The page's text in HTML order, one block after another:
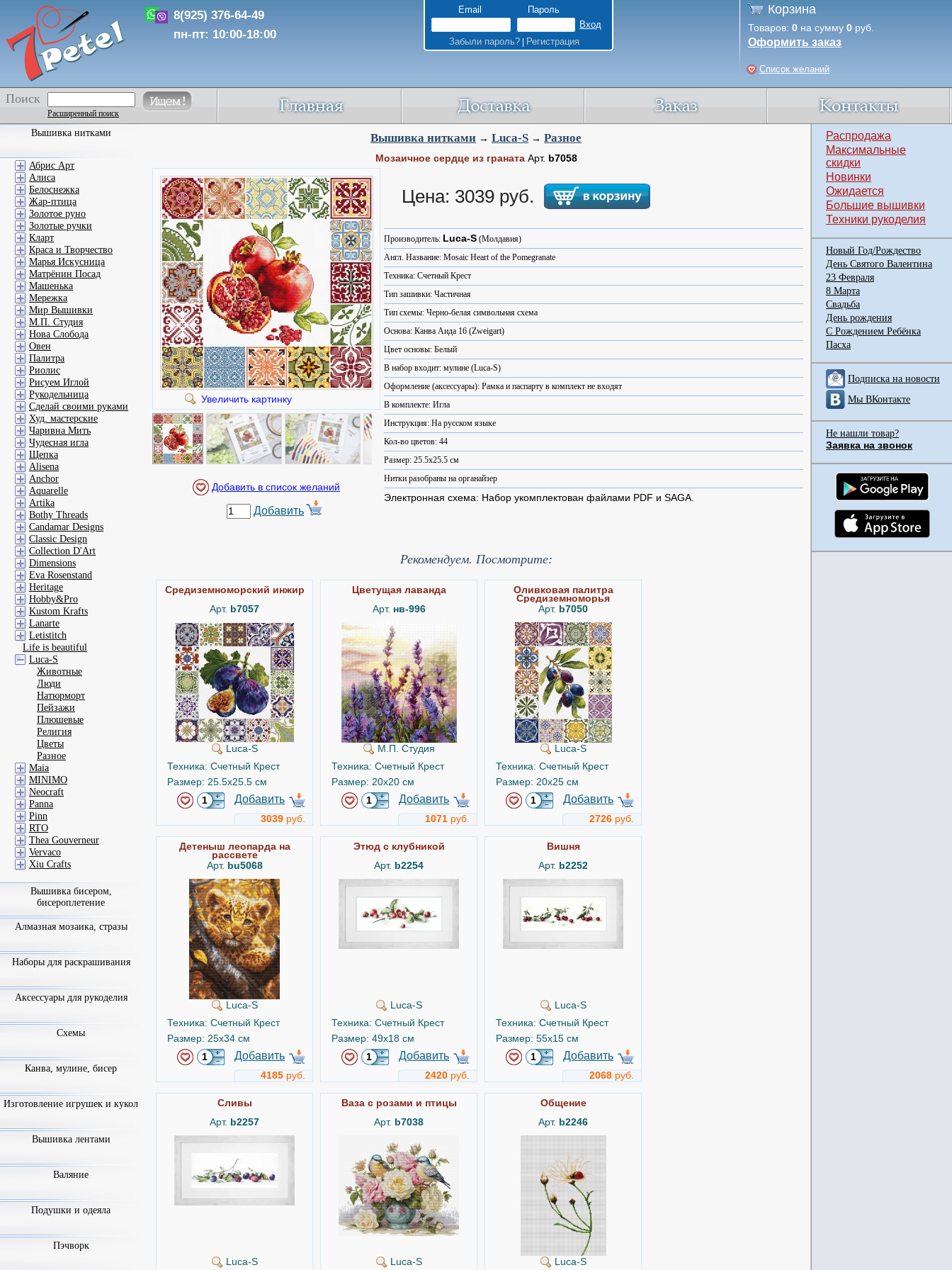
8(925) 376-64-49
пн-пт: 10:00-18:00
Email Пароль
Забыли пароль?| Регистрация
Корзина
Товаров: 0 на сумму 0 руб.
Оформить заказ
Список желаний
Поиск
Расширенный поиск
Вышивка нитками → Luca-S → Разное
Мозаичное сердце из гранатаАрт. b7058
Увеличить картинку
Добавить
Цена: 3039 руб.
Производитель: Luca-S (Молдавия)
Англ. Название: Mosaic Heart of the Pomegranate
Техника: Счетный Крест
Тип зашивки: Частичная
Тип схемы: Черно-белая символьная схема
Основа: Канва Аида 16 (Zweigart)
Цвет основы: Белый
В набор входит: мулине (Luca-S)
Оформление (аксессуары): Рамка и паспарту в комплект не входят
В комплекте: Игла
Инструкция: На русском языке
Кол-во цветов: 44
Размер: 25.5x25.5 см
Нитки разобраны на органайзер
Электронная схема: Набор укомплектован файлами PDF и SAGA.
Рекомендуем. Посмотрите:
Средиземноморский инжир
Арт. b7057
Luca-S
Техника: Счетный Крест
Размер: 25.5x25.5 см
Добавить
3039 руб.
Цветущая лаванда
Арт. нв-996
М.П. Студия
Техника: Счетный Крест
Размер: 20x20 см
Добавить
1071 руб.
Оливковая палитра
Средиземноморья
Арт. b7050
Luca-S
Техника: Счетный Крест
Размер: 20x25 см
Добавить
2726 руб.
Детеныш леопарда на
рассвете
Арт. bu5068
Luca-S
Техника: Счетный Крест
Размер: 25x34 см
Добавить
4185 руб.
Этюд с клубникой
Арт. b2254
Luca-S
Техника: Счетный Крест
Размер: 49x18 см
Добавить
2420 руб.
Вишня
Арт. b2252
Luca-S
Техника: Счетный Крест
Размер: 55x15 см
Добавить
2068 руб.
Сливы
Арт. b2257
Luca-S
Ваза с розами и птицы
Арт. b7038
Luca-S
Общение
Арт. b2246
Luca-S
Вышивка нитками
Абрис Арт
Алиса
Белоснежка
Жар-птица
Золотое руно
Золотые ручки
Кларт
Краса и Творчество
Марья Искусница
Матрёнин Посад
Машенька
Мережка
Мир Вышивки
М.П. Студия
Нова Слобода
Овен
Палитра
Риолис
Рисуем Иглой
Рукодельница
Сделай своими руками
Худ. мастерские
Чаривна Мить
Чудесная игла
Щепка
Alisena
Anchor
Aquarelle
Artika
Bothy Threads
Candamar Designs
Classic Design
Collection D'Art
Dimensions
Eva Rosenstand
Heritage
Hobby&Pro
Kustom Krafts
Lanarte
Letistitch
Life is beautiful
Luca-S
Животные
Люди
Натюрморт
Пейзажи
Плюшевые
Религия
Цветы
Разное
Maia
MINIMO
Neocraft
Panna
Pinn
RTO
Thea Gouverneur
Vervaco
Xiu Crafts
Вышивка бисером,
бисероплетение
Алмазная мозаика, стразы
Наборы для раскрашивания
Аксессуары для рукоделия
Схемы
Канва, мулине, бисер
Изготовление игрушек и кукол
Вышивка лентами
Валяние
Подушки и одеяла
Пэчворк
Распродажа
Максимальные
скидки
Новинки
Ожидается
Большие вышивки
Техники рукоделия
Новый Год/Рождество
День Святого Валентина
23 Февраля
8 Марта
Свадьба
День рождения
С Рождением Ребёнка
Пасха
Подписка на новости
Мы ВКонтакте
Не нашли товар?
Заявка на звонок